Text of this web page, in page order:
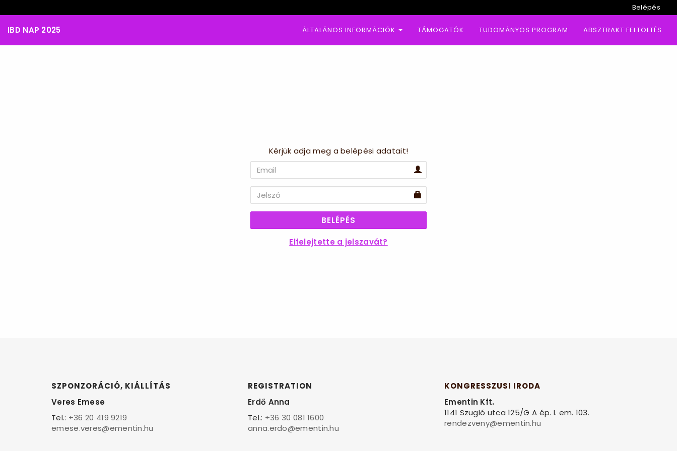
Belépés
IBD NAP 2025 ÁLTALÁNOS INFORMÁCIÓK TÁMOGATÓK TUDOMÁNYOS PROGRAM ABSZTRAKT FELTÖLTÉS
Kérjük adja meg a belépési adatait!
BELÉPÉS
Elfelejtette a jelszavát?
SZPONZORÁCIÓ, KIÁLLÍTÁS
Veres Emese
Tel.: +36 20 419 9219
emese.veres@ementin.hu
REGISTRATION
Erdő Anna
Tel.: +36 30 081 1600
anna.erdo@ementin.hu
KONGRESSZUSI IRODA
Ementin Kft.
1141 Szugló utca 125/G A ép. I. em. 103.
rendezveny@ementin.hu